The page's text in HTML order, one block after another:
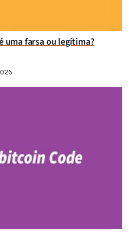
uma farsa ou legítima?